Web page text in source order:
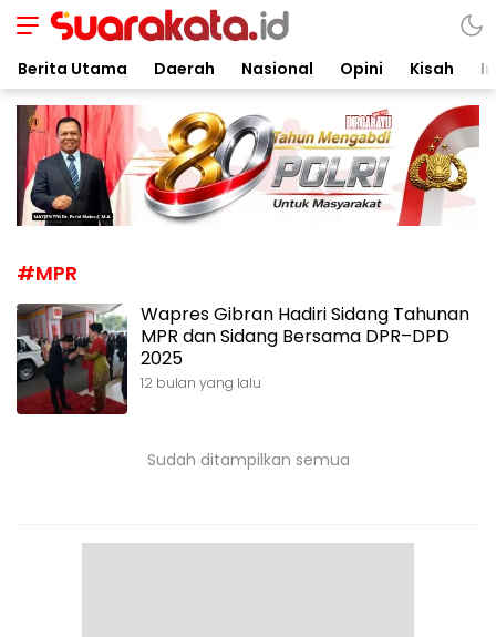
Suarakata.id
Kata Bicara Suara Bergerak
Berita Utama Daerah Nasional Opini Kisah
#MPR
Wapres Gibran Hadiri Sidang Tahunan
MPR dan Sidang Bersama DPR–DPD
2025
12 bulan yang lalu
Sudah ditampilkan semua